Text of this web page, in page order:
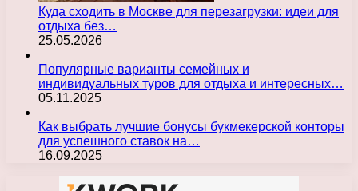
Куда сходить в Москве для перезагрузки: идеи для
отдыха без…
25.05.2026
Популярные варианты семейных и
индивидуальных туров для отдыха и интересных…
05.11.2025
Как выбрать лучшие бонусы букмекерской конторы
для успешного ставок на…
16.09.2025